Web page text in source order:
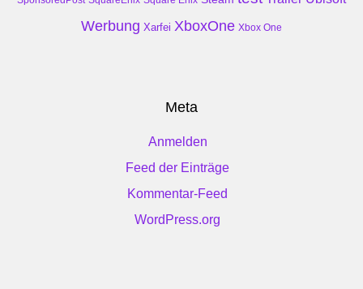
Werbung Xarfei XboxOne Xbox One
Meta
Anmelden
Feed der Einträge
Kommentar-Feed
WordPress.org